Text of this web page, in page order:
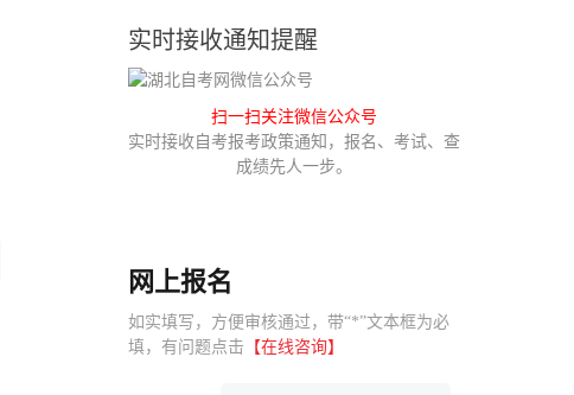
实时接收通知提醒
扫一扫关注微信公众号
实时接收自考报考政策通知，报名、考试、查
成绩先人一步。
网上报名
如实填写，方便审核通过，带“*”文本框为必
填，有问题点击 【在线咨询】